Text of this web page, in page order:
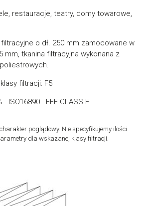
restauracje, teatry, domy towarowe,
o dł. 250 mm zamocowane w
mm, tkanina filtracyjna wykonana z
filtracji: F5
ISO16890 - EFF CLASS E
poglądowy. Nie specyfikujemy ilości
dla wskazanej klasy filtracji.